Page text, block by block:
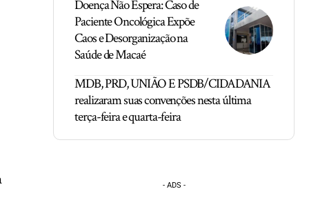
Doença Não Espera: Caso de
Paciente Oncológica Expõe
Caos e Desorganização na
Saúde de Macaé
MDB, PRD, UNIÃO E PSDB/CIDADANIA
realizaram suas convenções nesta última
terça-feira e quarta-feira
- ADS -